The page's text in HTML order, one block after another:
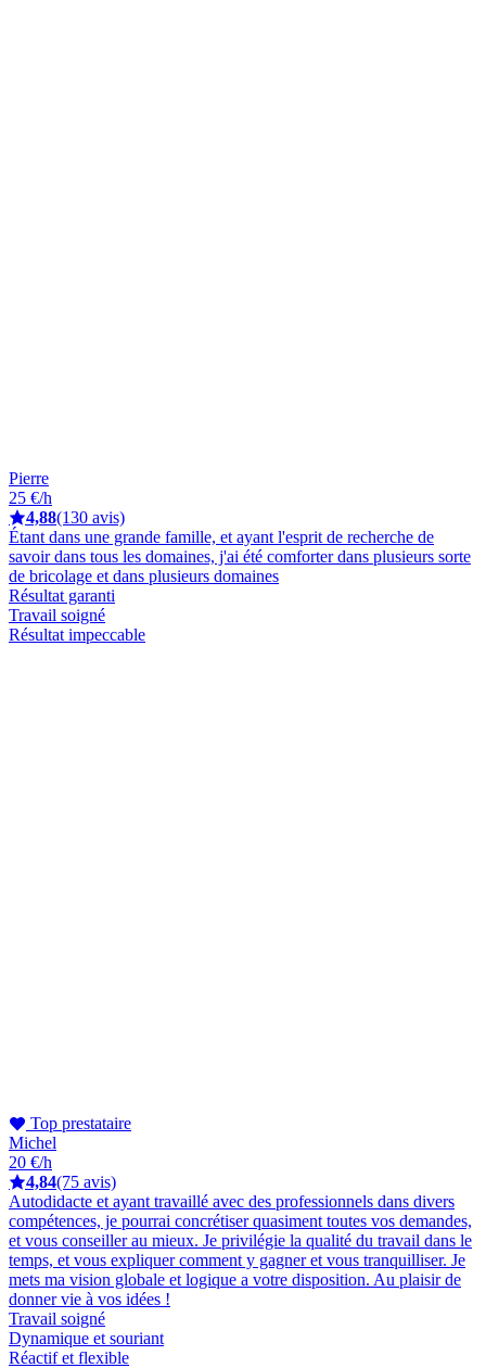
Pierre
25 €/h
4,88(130 avis)
Étant dans une grande famille, et ayant l'esprit de recherche de
savoir dans tous les domaines, j'ai été comforter dans plusieurs sorte
de bricolage et dans plusieurs domaines
Résultat garanti
Travail soigné
Résultat impeccable
Top prestataire
Michel
20 €/h
4,84(75 avis)
Autodidacte et ayant travaillé avec des professionnels dans divers
compétences, je pourrai concrétiser quasiment toutes vos demandes,
et vous conseiller au mieux. Je privilégie la qualité du travail dans le
temps, et vous expliquer comment y gagner et vous tranquilliser. Je
mets ma vision globale et logique a votre disposition. Au plaisir de
donner vie à vos idées !
Travail soigné
Dynamique et souriant
Réactif et flexible